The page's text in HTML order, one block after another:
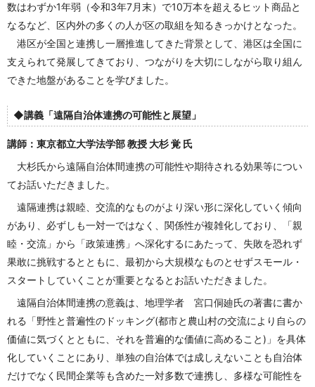
数はわずか1年弱（令和3年7月末）で10万本を超えるヒット商品と
なるなど、区内外の多くの人が区の取組を知るきっかけとなった。
港区が全国と連携し一層推進してきた背景として、港区は全国に
支えられて発展してきており、つながりを大切にしながら取り組ん
できた地盤があることを学びました。
◆講義 「遠隔自治体連携の可能性と展望」
講師：東京都立大学法学部 教授 大杉 覚 氏
大杉氏から遠隔自治体間連携の可能性や期待される効果等につい
てお話いただきました。
遠隔連携は親睦、交流的なものがより深い形に深化していく傾向
があり、必ずしも一対一ではなく、関係性が複雑化しており、「親
睦・交流」から「政策連携」へ深化するにあたって、失敗を恐れず
果敢に挑戦するとともに、最初から大規模なものとせずスモール・
スタートしていくことが重要となるとお話いただきました。
遠隔自治体間連携の意義は、地理学者 宮口侗廸氏の著書に書か
れる「野性と普遍性のドッキング(都市と農山村の交流により自らの
価値に気づくとともに、それを普遍的な価値に高めること)」を具体
化していくことにあり、単独の自治体では成しえないことも自治体
だけでなく民間企業等も含めた一対多数で連携し、多様な可能性を